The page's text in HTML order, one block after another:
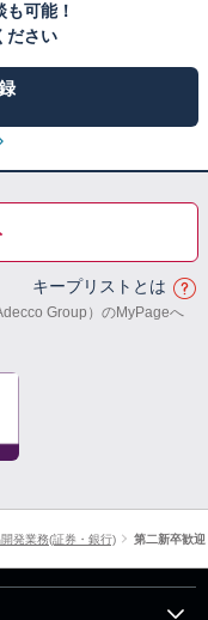
可能！
ださい
キープリストとは
Group）のMyPageへ
発業務(証券・銀行) 第二新卒歓迎